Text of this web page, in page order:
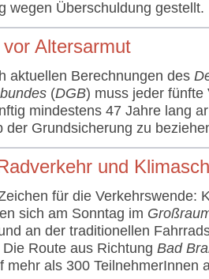
wegen Überschuldung gestellt.
Altersarmut
aktuellen Berechnungen des
(DGB) muss jeder fünfte
mindestens 47 Jahre lang
der Grundsicherung zu
und
für die Verkehrswende:
sich am Sonntag im
an der traditionellen
Route aus Richtung Bad
mehr als 300 TeilnehmerInnen